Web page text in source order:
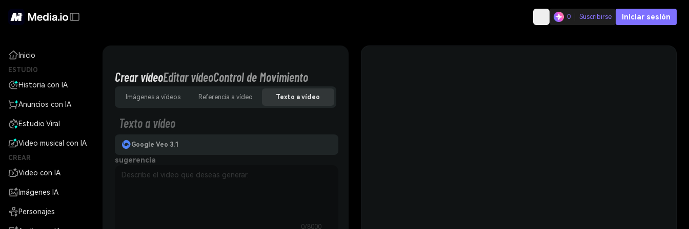
0 Suscribirse Iniciar sesión
Inicio
ESTUDIO
Historia con IA
Anuncios con IA
Estudio Viral
Video musical con IA
CREAR
Video con IA
Imágenes IA
Personajes
Crear vídeoEditar vídeoControl de Movimiento
Imágenes a vídeos Referencia a vídeo Texto a vídeo
Texto a vídeo
Google Veo 3.1
sugerencia
0/8000